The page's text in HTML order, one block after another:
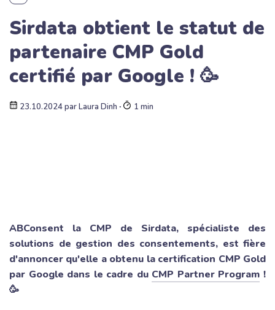
Sirdata obtient le statut de
partenaire CMP Gold
certifié par Google ! 🥳
23.10.2024parLaura Dinh ∙ 1 min
ABConsent la CMP de Sirdata, spécialiste des
solutions de gestion des consentements, est fière
d'annoncer qu'elle a obtenu la certification CMP Gold
par Google dans le cadre du CMP Partner Program !
🥳